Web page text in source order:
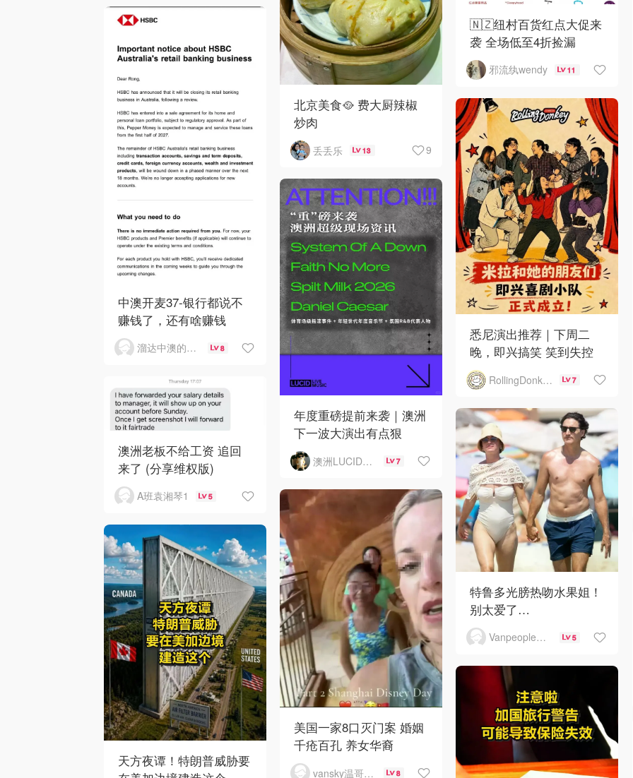
🇳🇿纽村百货红点大促来
袭 全场低至4折捡漏
邪流纨wendy 11
北京美食🥘 费大厨辣椒
炒肉
丢丢乐 13 9
中澳开麦37-银行都说不
赚钱了，还有啥赚钱
溜达中澳的王公子 8
悉尼演出推荐｜下周二
晚，即兴搞笑 笑到失控
RollingDonkey 7
年度重磅提前来袭｜澳洲
下一波大演出有点狠
澳洲LUCID音乐演出 7
澳洲老板不给工资 追回
来了 (分享维权版)
A班袁湘琴1 5
特鲁多光膀热吻水果姐！
别太爱了…
Vanpeople人在温哥华 5
美国一家8口灭门案 婚姻
千疮百孔 养女华裔
vansky温哥华天空 8
天方夜谭！特朗普威胁要